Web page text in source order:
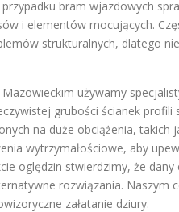
przypadku bram wjazdowych
i elementów mocujących.
strukturalnych, dlatego
używamy
grubości ścianek
na duże obciążenia,
wytrzymałościowe, aby
oględzin stwierdzimy, że
rozwiązania. Naszym
załatanie dziury.